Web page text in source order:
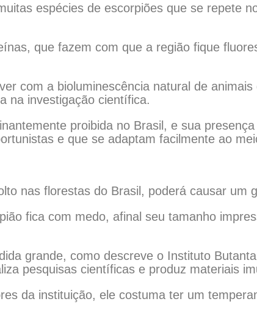
espécies de escorpiões que se repete
que fazem com que a região fique
com a bioluminescência natural de
na investigação científica.
proibida no Brasil, e sua
e que se adaptam facilmente ao
nas florestas do Brasil, poderá causar um
fica com medo, afinal seu tamanho
grande, como descreve o Instituto
pesquisas científicas e produz materiais
da instituição, ele costuma ter um